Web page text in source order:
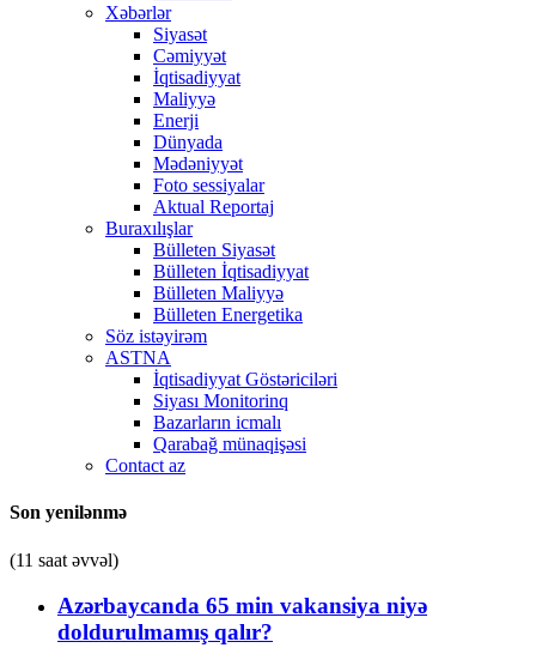
Xəbərlər
Siyasət
Cəmiyyət
İqtisadiyyat
Maliyyə
Enerji
Dünyada
Mədəniyyət
Foto sessiyalar
Aktual Reportaj
Buraxılışlar
Bülleten Siyasət
Bülleten İqtisadiyyat
Bülleten Maliyyə
Bülleten Energetika
Söz istəyirəm
ASTNA
İqtisadiyyat Göstəriciləri
Siyası Monitorinq
Bazarların icmalı
Qarabağ münaqişəsi
Contact az
Son yenilənmə
(11 saat əvvəl)
Azərbaycanda 65 min vakansiya niyə
doldurulmamış qalır?